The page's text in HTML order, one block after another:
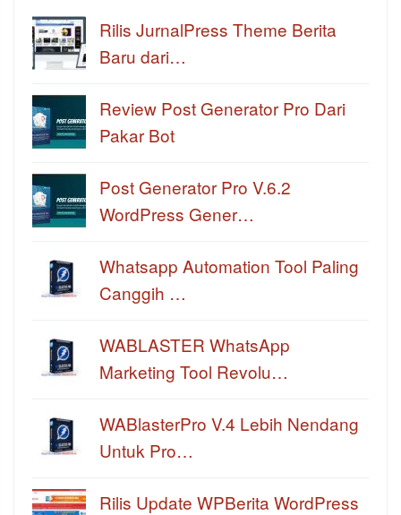
Rilis JurnalPress Theme Berita
Baru dari…
Review Post Generator Pro Dari
Pakar Bot
Post Generator Pro V.6.2
WordPress Gener…
Whatsapp Automation Tool Paling
Canggih …
WABLASTER WhatsApp
Marketing Tool Revolu…
WABlasterPro V.4 Lebih Nendang
Untuk Pro…
Rilis Update WPBerita WordPress